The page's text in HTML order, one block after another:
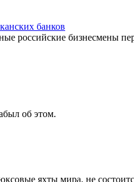
банков
российские бизнесмены
об этом.
яхты мира, не